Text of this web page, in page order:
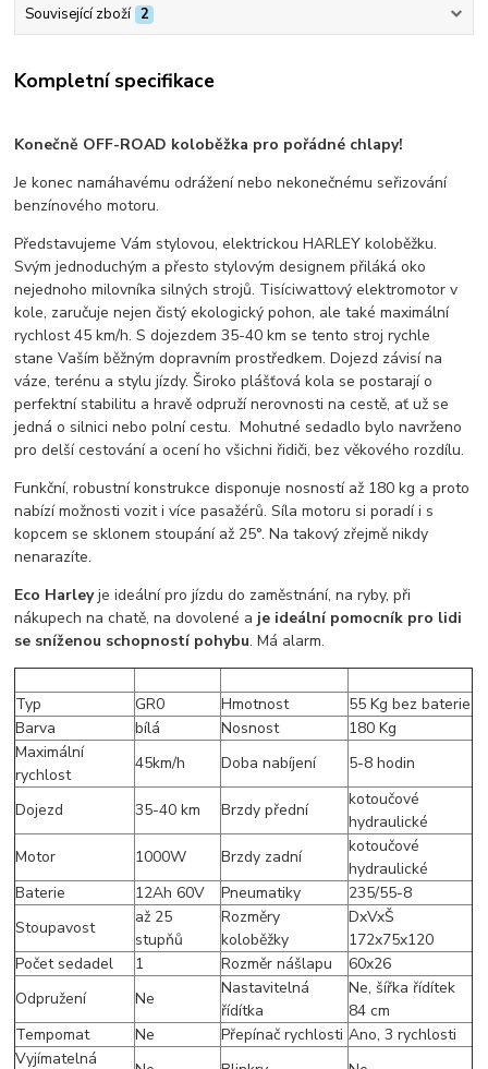
Související zboží 2
Kompletní specifikace
Konečně OFF-ROAD koloběžka pro pořádné chlapy!
Je konec namáhavému odrážení nebo nekonečnému seřizování
benzínového motoru.
Představujeme Vám stylovou, elektrickou HARLEY koloběžku.
Svým jednoduchým a přesto stylovým designem přiláká oko
nejednoho milovníka silných strojů. Tisíciwattový elektromotor v
kole, zaručuje nejen čistý ekologický pohon, ale také maximální
rychlost 45 km/h. S dojezdem 35-40 km se tento stroj rychle
stane Vaším běžným dopravním prostředkem. Dojezd závisí na
váze, terénu a stylu jízdy. Široko plášťová kola se postarají o
perfektní stabilitu a hravě odpruží nerovnosti na cestě, ať už se
jedná o silnici nebo polní cestu. Mohutné sedadlo bylo navrženo
pro delší cestování a ocení ho všichni řidiči, bez věkového rozdílu.
Funkční, robustní konstrukce disponuje nosností až 180 kg a proto
nabízí možnosti vozit i více pasažérů. Síla motoru si poradí i s
kopcem se sklonem stoupání až 25°. Na takový zřejmě nikdy
nenarazíte.
Eco Harleyje ideální pro jízdu do zaměstnání, na ryby, při
nákupech na chatě, na dovolené a je ideální pomocník pro lidi
se sníženou schopností pohybu. Má alarm.
Typ GR0 Hmotnost
55 Kg bez baterie
Barva
bílá Nosnost
180 Kg
Maximální
rychlost
45km/h Doba nabíjení 5-8 hodin
Dojezd 35-40 km Brzdy přední
kotoučové
hydraulické
Motor
1000W Brzdy zadní
kotoučové
hydraulické
Baterie
12Ah 60V Pneumatiky
235/55-8
Stoupavost
až 25
stupňů
Rozměry
koloběžky
DxVxŠ
172x75x120
Počet sedadel
1 Rozměr nášlapu
60x26
Odpružení
Ne
Nastavitelná
řídítka
Ne, šířka řídítek
84 cm
Tempomat
Ne Přepínač rychlosti Ano, 3 rychlosti
Vyjímatelná